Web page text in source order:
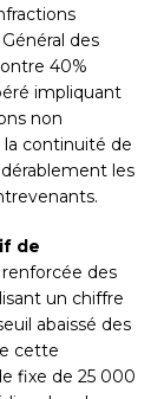
des
40%
impliquant
non
la continuité de
les
de
des
un chiffre
abaissé des
cette
fixe de 25 000